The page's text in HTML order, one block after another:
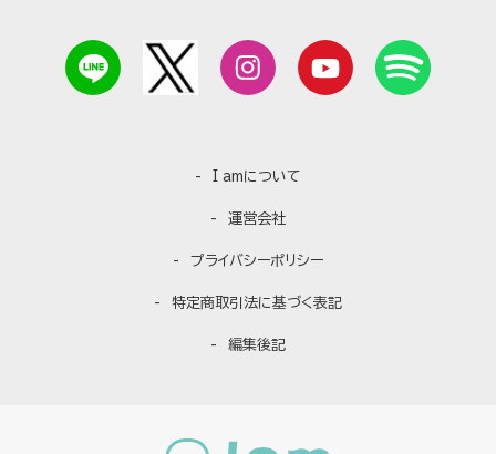
I amについて
運営会社
プライバシーポリシー
特定商取引法に基づく表記
編集後記